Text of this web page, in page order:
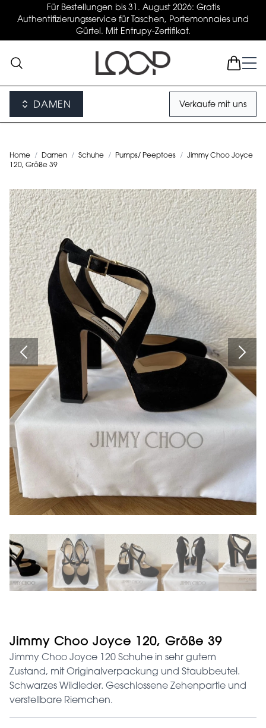
Für Bestellungen bis 31. August 2026: Gratis
Authentifizierungsservice für Taschen, Portemonnaies und
Gürtel. Mit Entrupy-Zertifikat.
DAMEN Verkaufe mit uns
Home / Damen / Schuhe / Pumps/ Peeptoes / Jimmy Choo Joyce
120, Größe 39
Jimmy Choo Joyce 120, Größe 39
Jimmy Choo Joyce 120 Schuhe in sehr gutem
Zustand, mit Originalverpackung und Staubbeutel.
Schwarzes Wildleder. Geschlossene Zehenpartie und
verstellbare Riemchen.